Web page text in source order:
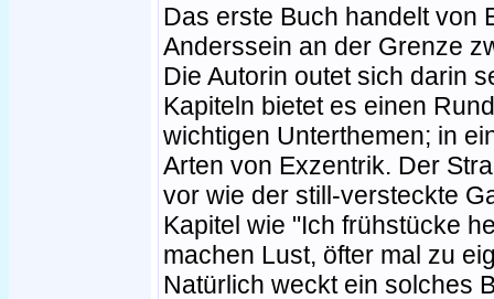
Das erste Buch handelt von
Anderssein an der Grenze
Die Autorin outet sich darin
Kapiteln bietet es einen
wichtigen Unterthemen; in
Arten von Exzentrik. Der
vor wie der still-versteckte
Kapitel wie "Ich frühstücke
machen Lust, öfter mal zu
Natürlich weckt ein solches